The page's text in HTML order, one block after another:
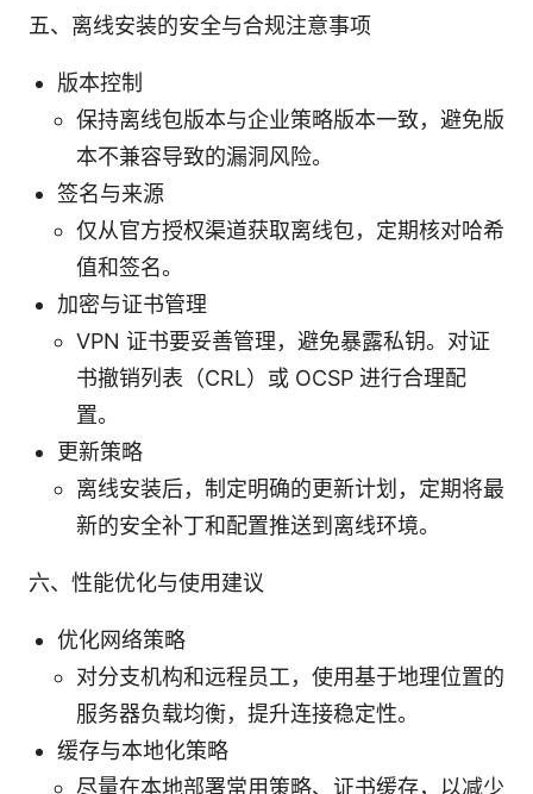
五、离线安装的安全与合规注意事项
版本控制
保持离线包版本与企业策略版本一致，避免版
本不兼容导致的漏洞风险。
签名与来源
仅从官方授权渠道获取离线包，定期核对哈希
值和签名。
加密与证书管理
VPN 证书要妥善管理，避免暴露私钥。对证
书撤销列表（CRL）或 OCSP 进行合理配
置。
更新策略
离线安装后，制定明确的更新计划，定期将最
新的安全补丁和配置推送到离线环境。
六、性能优化与使用建议
优化网络策略
对分支机构和远程员工，使用基于地理位置的
服务器负载均衡，提升连接稳定性。
缓存与本地化策略
尽量在本地部署常用策略、证书缓存，以减少